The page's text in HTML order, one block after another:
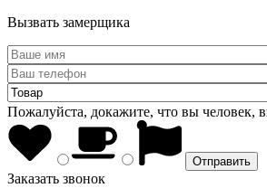
Вызвать замерщика
Пожалуйста, докажите, что вы человек,
Заказать звонок